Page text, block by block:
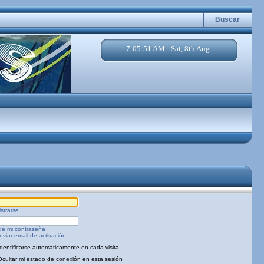
Buscar
7:05:51 AM - Sat, 8th Aug
mi contraseña
email de activación
automáticamente en cada visita
mi estado de conexión en esta sesión